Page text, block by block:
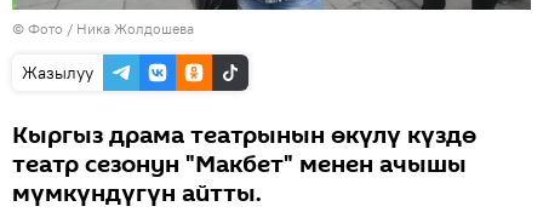
© Фото / Ника Жолдошева
Жазылуу
Кыргыз драма театрынын өкүлү күздө
театр сезонун "Макбет" менен ачышы
мүмкүндүгүн айтты.